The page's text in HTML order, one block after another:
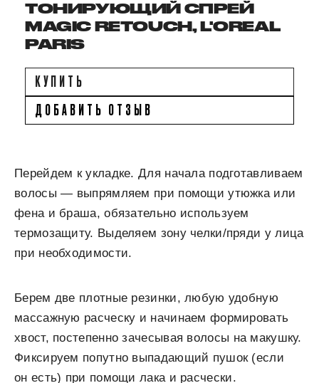
ТОНИРУЮЩИЙ СПРЕЙ
MAGIC RETOUCH, L'OREAL
PARIS
КУПИТЬ
ДОБАВИТЬ ОТЗЫВ
Перейдем к укладке. Для начала подготавливаем
волосы — выпрямляем при помощи утюжка или
фена и браша, обязательно используем
термозащиту. Выделяем зону челки/пряди у лица
при необходимости.
Берем две плотные резинки, любую удобную
массажную расческу и начинаем формировать
хвост, постепенно зачесывая волосы на макушку.
Фиксируем попутно выпадающий пушок (если
он есть) при помощи лака и расчески.